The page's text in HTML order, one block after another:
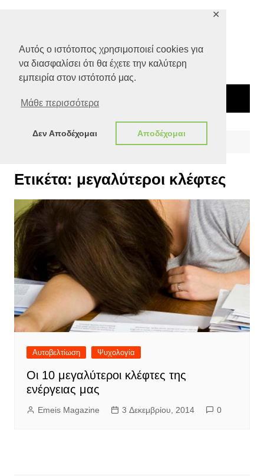
Αυτός ο ιστότοπος χρησιμοποιεί cookies για
να διασφαλίσει ότι θα έχετε την καλύτερη
εμπειρία στον ιστότοπό μας.
Μάθε περισσότερα
Δεν Αποδέχομαι Αποδέχομαι
✕
μεγαλύτεροι κλέφτες
Ετικέτα: μεγαλύτεροι κλέφτες
Αυτοβελτίωση Ψυχολογία
Οι 10 μεγαλύτεροι κλέφτες της
ενέργειας μας
Emeis Magazine 3 Δεκεμβρίου, 2014 0